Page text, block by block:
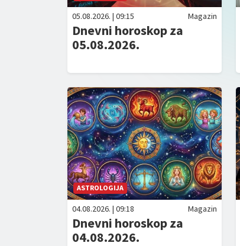
05.08.2026. | 09:15 Magazin
Dnevni horoskop za
05.08.2026.
ASTROLOGIJA
04.08.2026. | 09:18 Magazin
Dnevni horoskop za
04.08.2026.